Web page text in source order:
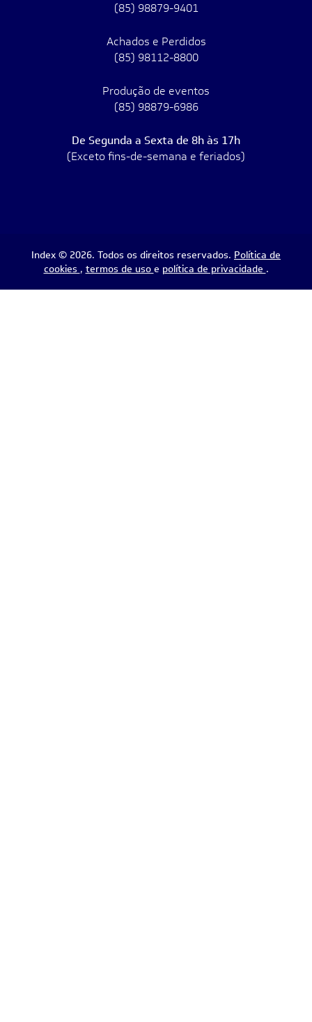
(85) 98879-9401
Achados e Perdidos
(85) 98112-8800
Produção de eventos
(85) 98879-6986
De Segunda a Sexta de 8h às 17h
(Exceto fins-de-semana e feriados)
Index © 2026. Todos os direitos reservados. Política de
cookies , termos de uso e política de privacidade .